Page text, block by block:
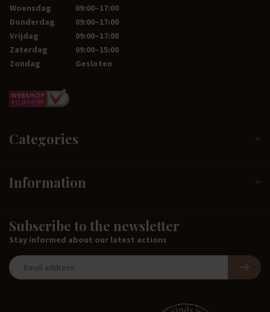
Woensdag
09:00–17:00
Donderdag
09:00–17:00
Vrijdag
09:00–17:00
Zaterdag
09:00–15:00
Zondag
Gesloten
Categories
Information
Subscribe to the newsletter
Stay informed about our latest actions